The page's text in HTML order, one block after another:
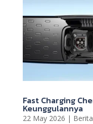
Fast Charging
Keunggulannya
22 May 2026 | Berita